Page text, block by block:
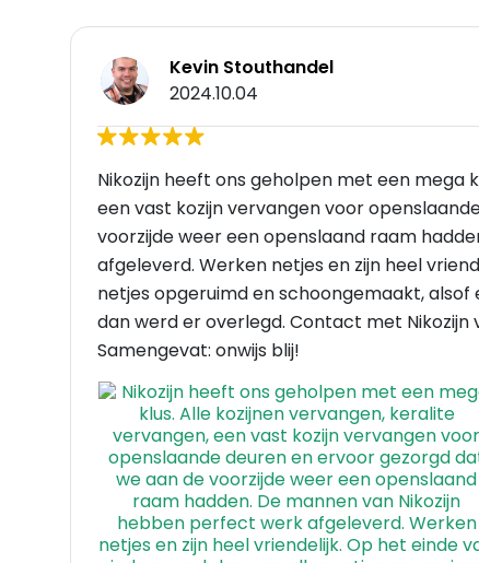
Kevin Stouthandel
2024.10.04
Nikozijn heeft ons geholpen met een mega
een vast kozijn vervangen voor
voorzijde weer een openslaand raam
afgeleverd. Werken netjes en zijn heel
netjes opgeruimd en schoongemaakt, alsof
dan werd er overlegd. Contact met
Samengevat: onwijs blij!